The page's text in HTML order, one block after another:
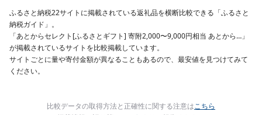
ふるさと納税22サイトに掲載されている返礼品を横断比較できる「ふるさと
納税ガイド」。
「あとからセレクト[ふるさとギフト] 寄附2,000〜9,000円相当 あとから…」
が掲載されているサイトを比較掲載しています。
サイトごとに量や寄付金額が異なることもあるので、最安値を見つけてみて
ください。
比較データの取得方法と正確性に関する注意はこちら